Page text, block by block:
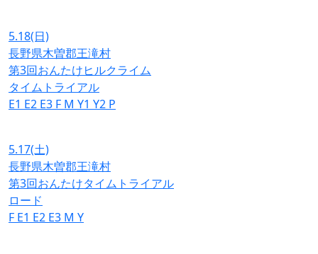
5.18(日)
長野県木曽郡王滝村
第3回おんたけヒルクライム
タイムトライアル
E1 E2 E3 F M Y1 Y2 P
5.17(土)
長野県木曽郡王滝村
第3回おんたけタイムトライアル
ロード
F E1 E2 E3 M Y